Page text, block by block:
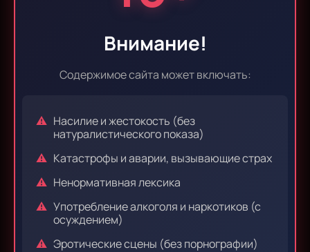
Внимание!
Содержимое сайта может включать:
Насилие и жестокость (без
натуралистического показа)
Катастрофы и аварии, вызывающие страх
Ненормативная лексика
Употребление алкоголя и наркотиков (с
осуждением)
Эротические сцены (без порнографии)
Эпизод 39 Эпизод 40